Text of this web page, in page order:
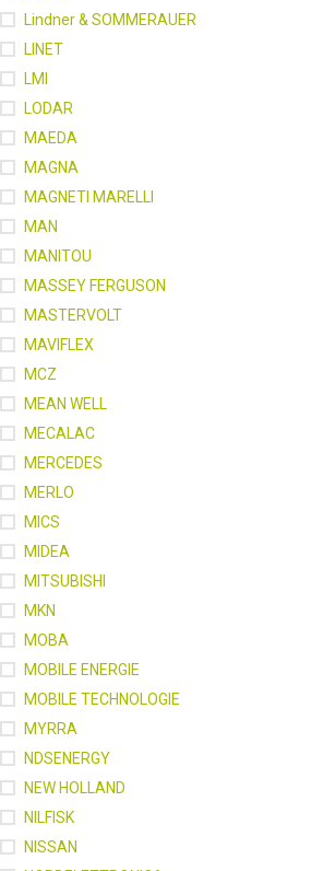
Lindner & SOMMERAUER
LINET
LMI
LODAR
MAEDA
MAGNA
MAGNETI MARELLI
MAN
MANITOU
MASSEY FERGUSON
MASTERVOLT
MAVIFLEX
MCZ
MEAN WELL
MECALAC
MERCEDES
MERLO
MICS
MIDEA
MITSUBISHI
MKN
MOBA
MOBILE ENERGIE
MOBILE TECHNOLOGIE
MYRRA
NDSENERGY
NEW HOLLAND
NILFISK
NISSAN